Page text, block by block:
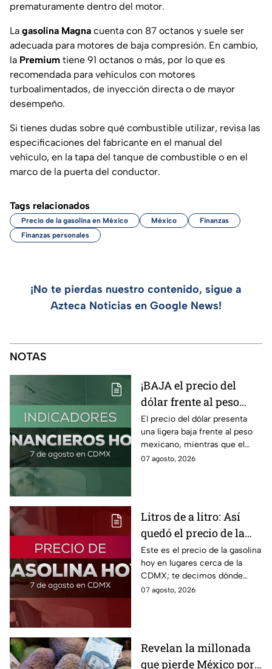
prematuramente dentro del motor.
La gasolina Magna cuenta con 87 octanos y suele ser
adecuada para motores de baja compresión. En cambio,
la Premium tiene 91 octanos o más, por lo que es
recomendada para vehículos con motores
turboalimentados, de inyección directa o de mayor
desempeño.
Si tienes dudas sobre qué combustible utilizar, revisa las
especificaciones del fabricante en el manual del
vehículo, en la tapa del tanque de combustible o en el
marco de la puerta del conductor.
Tags relacionados
Precio de la gasolina en México México
Finanzas
Finanzas personales
¡No te pierdas nuestro contenido, sigue a
Azteca Noticias en Google News!
NOTAS
¡BAJA el precio del
dólar frente al peso
hoy! Así quedó este
viernes 7 de agosto
2026
El precio del dólar presenta
una ligera baja frente al peso
mexicano, mientras que el
petróleo también presenta una
07 agosto, 2026
Litros de a litro: Así
quedó el precio de la
gasolina HOY
Este es el precio de la gasolina
hoy en lugares cerca de la
CDMX; te decimos dónde
encontrarla más barata este
07 agosto, 2026
Revelan la millonada
que pierde México por